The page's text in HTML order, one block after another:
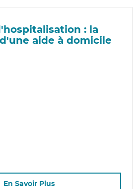
: la
aide à domicile
En Savoir Plus